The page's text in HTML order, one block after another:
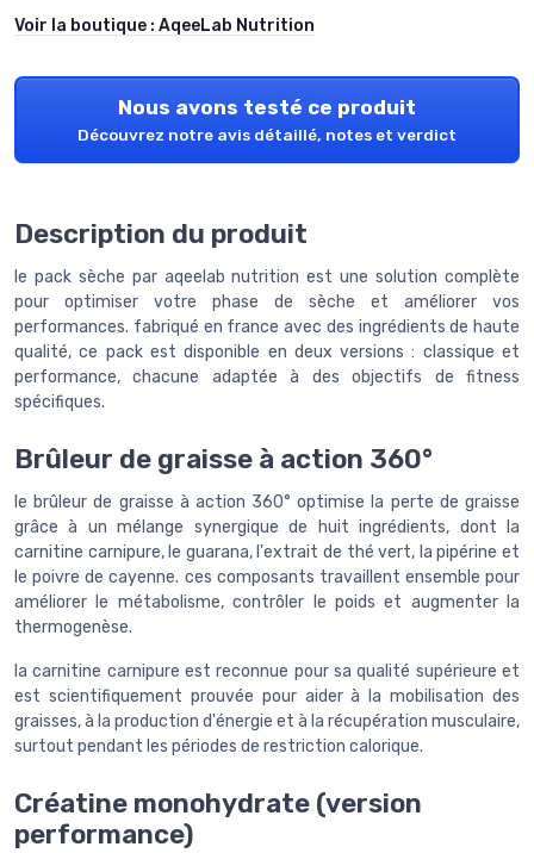
Voir la boutique : AqeeLab Nutrition
Nous avons testé ce produit
Découvrez notre avis détaillé, notes et verdict
Description du produit
le pack sèche par aqeelab nutrition est une solution complète
pour optimiser votre phase de sèche et améliorer vos
performances. fabriqué en france avec des ingrédients de haute
qualité, ce pack est disponible en deux versions : classique et
performance, chacune adaptée à des objectifs de fitness
spécifiques.
Brûleur de graisse à action 360°
le brûleur de graisse à action 360° optimise la perte de graisse
grâce à un mélange synergique de huit ingrédients, dont la
carnitine carnipure, le guarana, l'extrait de thé vert, la pipérine et
le poivre de cayenne. ces composants travaillent ensemble pour
améliorer le métabolisme, contrôler le poids et augmenter la
thermogenèse.
la carnitine carnipure est reconnue pour sa qualité supérieure et
est scientifiquement prouvée pour aider à la mobilisation des
graisses, à la production d'énergie et à la récupération musculaire,
surtout pendant les périodes de restriction calorique.
Créatine monohydrate (version
performance)